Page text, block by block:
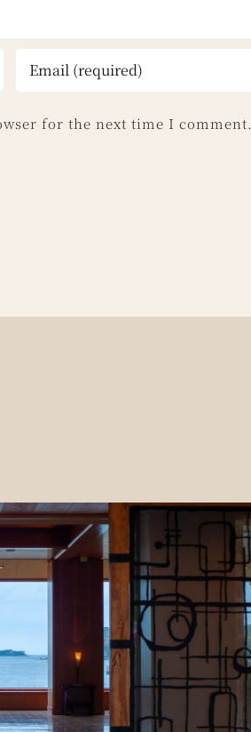
for the next time I comment.